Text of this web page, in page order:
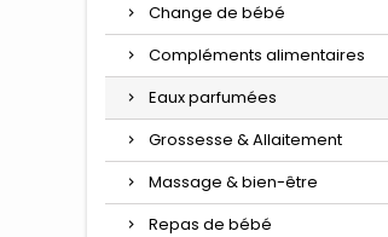
Change de bébé
Compléments alimentaires
Eaux parfumées
Grossesse & Allaitement
Massage & bien-être
Repas de bébé